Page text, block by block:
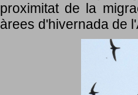
proximitat de la
àrees d'hivernada de